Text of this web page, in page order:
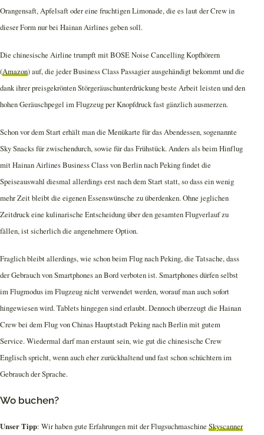
Orangensaft, Apfelsaft oder eine fruchtigen Limonade, die es laut der Crew in
dieser Form nur bei Hainan Airlines geben soll.
Die chinesische Airline trumpft mit BOSE Noise Cancelling Kopfhörern
(Amazon) auf, die jeder Business Class Passagier ausgehändigt bekommt und die
dank ihrer preisgekrönten Störgeräuschunterdrückung beste Arbeit leisten und den
hohen Geräuschpegel im Flugzeug per Knopfdruck fast gänzlich ausmerzen.
Schon vor dem Start erhält man die Menükarte für das Abendessen, sogenannte
Sky Snacks für zwischendurch, sowie für das Frühstück. Anders als beim Hinflug
mit Hainan Airlines Business Class von Berlin nach Peking findet die
Speiseauswahl diesmal allerdings erst nach dem Start statt, so dass ein wenig
mehr Zeit bleibt die eigenen Essenswünsche zu überdenken. Ohne jeglichen
Zeitdruck eine kulinarische Entscheidung über den gesamten Flugverlauf zu
fällen, ist sicherlich die angenehmere Option.
Fraglich bleibt allerdings, wie schon beim Flug nach Peking, die Tatsache, dass
der Gebrauch von Smartphones an Bord verboten ist. Smartphones dürfen selbst
im Flugmodus im Flugzeug nicht verwendet werden, worauf man auch sofort
hingewiesen wird. Tablets hingegen sind erlaubt. Dennoch überzeugt die Hainan
Crew bei dem Flug von Chinas Hauptstadt Peking nach Berlin mit gutem
Service. Wiedermal darf man erstaunt sein, wie gut die chinesische Crew
Englisch spricht, wenn auch eher zurückhaltend und fast schon schüchtern im
Gebrauch der Sprache.
Wo buchen?
Unser Tipp: Wir haben gute Erfahrungen mit der Flugsuchmaschine Skyscanner